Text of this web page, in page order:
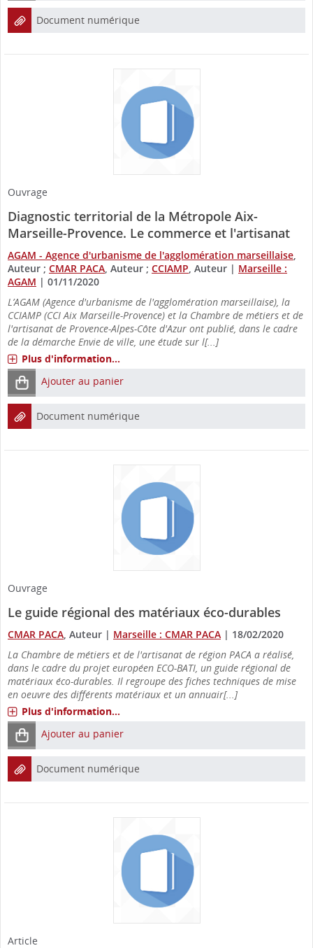
Document numérique
Ouvrage
Diagnostic territorial de la Métropole Aix-
Marseille-Provence. Le commerce et l'artisanat
AGAM - Agence d'urbanisme de l'agglomération marseillaise
Auteur ; CMAR PACA , Auteur ; CCIAMP , Auteur | Marseille :
AGAM | 01/11/2020
L’AGAM (Agence d'urbanisme de l'agglomération marseillaise), la
CCIAMP (CCI Aix Marseille-Provence) et la Chambre de métiers et de
l'artisanat de Provence-Alpes-Côte d'Azur ont publié, dans le cadre
de la démarche Envie de ville, une étude sur l[...]
Plus d'information...
Ajouter au panier
Document numérique
Ouvrage
Le guide régional des matériaux éco-durables
CMAR PACA , Auteur | Marseille : CMAR PACA | 18/02/2020
La Chambre de métiers et de l'artisanat de région PACA a réalisé,
dans le cadre du projet européen ECO-BATI, un guide régional de
matériaux éco-durables. Il regroupe des fiches techniques de mise
en oeuvre des différents matériaux et un annuair[...]
Plus d'information...
Ajouter au panier
Document numérique
Article